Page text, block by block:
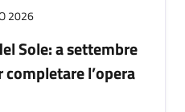
2026
Sole: a settembre
l’opera